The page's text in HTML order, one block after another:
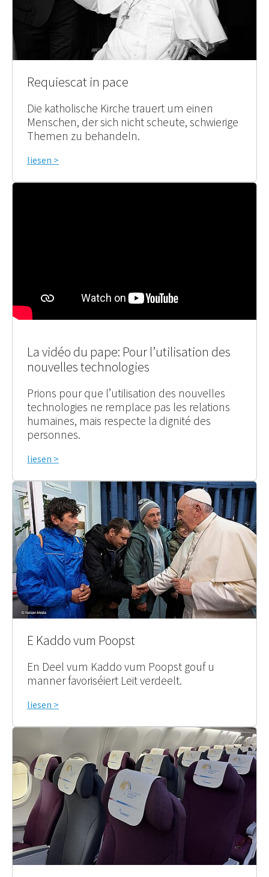
Requiescat in pace
Die katholische Kirche trauert um einen
Menschen, der sich nicht scheute, schwierige
Themen zu behandeln.
liesen >
La vidéo du pape: Pour l’utilisation des
nouvelles technologies
Prions pour que l’utilisation des nouvelles
technologies ne remplace pas les relations
humaines, mais respecte la dignité des
personnes.
liesen >
E Kaddo vum Poopst
En Deel vum Kaddo vum Poopst gouf u
manner favoriséiert Leit verdeelt.
liesen >